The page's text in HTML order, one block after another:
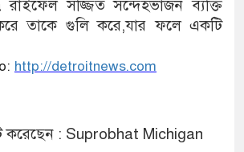
সজ্জিত সন্দেহভাজন ব্যক্তি
তাকে গুলি করে,যার ফলে একটি
http://detroitnews.com
করেছেন : Suprobhat Michigan